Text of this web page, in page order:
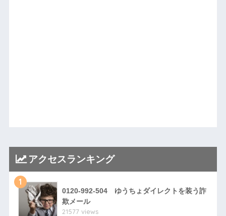
アクセスランキング
1
0120-992-504 ゆうちょダイレクトを装う詐
欺メール
21577 views